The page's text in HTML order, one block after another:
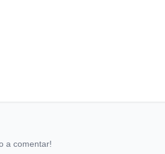
a comentar!